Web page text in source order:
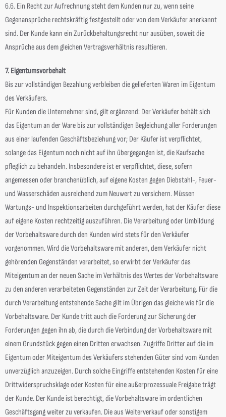
6.6. Ein Recht zur Aufrechnung steht dem Kunden nur zu, wenn seine
Gegenansprüche rechtskräftig festgestellt oder von dem Verkäufer anerkannt
sind. Der Kunde kann ein Zurückbehaltungsrecht nur ausüben, soweit die
Ansprüche aus dem gleichen Vertragsverhältnis resultieren.
7. Eigentumsvorbehalt
Bis zur vollständigen Bezahlung verbleiben die gelieferten Waren im Eigentum
des Verkäufers.
Für Kunden die Unternehmer sind, gilt ergänzend: Der Verkäufer behält sich
das Eigentum an der Ware bis zur vollständigen Begleichung aller Forderungen
aus einer laufenden Geschäftsbeziehung vor; Der Käufer ist verpflichtet,
solange das Eigentum noch nicht auf ihn übergegangen ist, die Kaufsache
pfleglich zu behandeln. Insbesondere ist er verpflichtet, diese, sofern
angemessen oder branchenüblich, auf eigene Kosten gegen Diebstahl-, Feuer-
und Wasserschäden ausreichend zum Neuwert zu versichern. Müssen
Wartungs- und Inspektionsarbeiten durchgeführt werden, hat der Käufer diese
auf eigene Kosten rechtzeitig auszuführen. Die Verarbeitung oder Umbildung
der Vorbehaltsware durch den Kunden wird stets für den Verkäufer
vorgenommen. Wird die Vorbehaltsware mit anderen, dem Verkäufer nicht
gehörenden Gegenständen verarbeitet, so erwirbt der Verkäufer das
Miteigentum an der neuen Sache im Verhältnis des Wertes der Vorbehaltsware
zu den anderen verarbeiteten Gegenständen zur Zeit der Verarbeitung. Für die
durch Verarbeitung entstehende Sache gilt im Übrigen das gleiche wie für die
Vorbehaltsware. Der Kunde tritt auch die Forderung zur Sicherung der
Forderungen gegen ihn ab, die durch die Verbindung der Vorbehaltsware mit
einem Grundstück gegen einen Dritten erwachsen. Zugriffe Dritter auf die im
Eigentum oder Miteigentum des Verkäufers stehenden Güter sind vom Kunden
unverzüglich anzuzeigen. Durch solche Eingriffe entstehenden Kosten für eine
Drittwiderspruchsklage oder Kosten für eine außerprozessuale Freigabe trägt
der Kunde. Der Kunde ist berechtigt, die Vorbehaltsware im ordentlichen
Geschäftsgang weiter zu verkaufen. Die aus Weiterverkauf oder sonstigem